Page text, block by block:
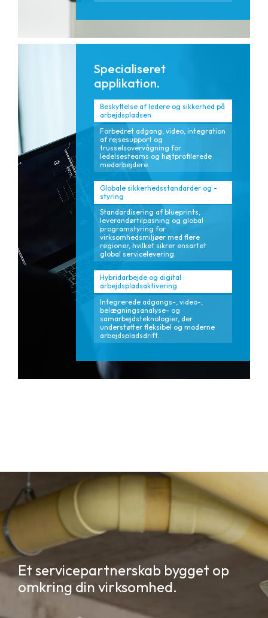
Specialiseret
applikation.
Beskyttelse af ledere og sikkerhed på
arbejdspladsen
Forbedret adgang, video, integration
af rejsesupport og
trusselsovervågning for
ledelsesteams og højtprofilerede
medarbejdere.
Globale sikkerhedsstandarder og -
styring
Standardisering af blueprints,
leverandørtilpasning og global
programstyring for
virksomhedsmiljøer med flere
regioner, hvilket sikrer ensartet
global servicelevering.
Hybridarbejde og digital
arbejdspladsaktivering
Integrerede adgangs-, video-,
belægningsanalyse- og
samarbejdsteknologier, der
understøtter fleksibel og moderne
arbejdspladsdrift.
Et servicepartnerskab bygget op
omkring din virksomhed.